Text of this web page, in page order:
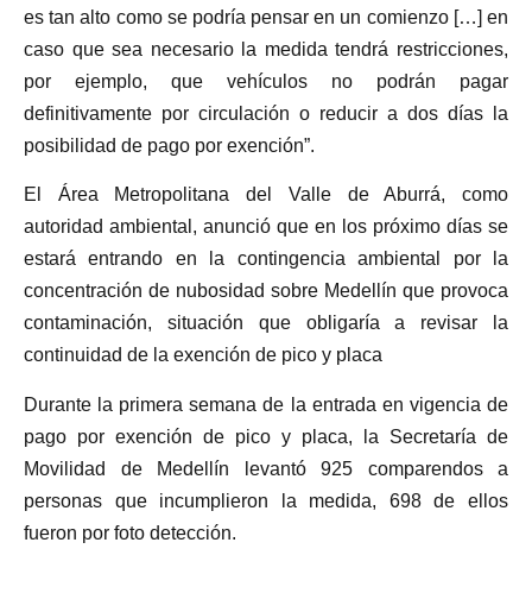
es tan alto como se podría pensar en un comienzo […] en
caso que sea necesario la medida tendrá restricciones,
por ejemplo, que vehículos no podrán pagar
definitivamente por circulación o reducir a dos días la
posibilidad de pago por exención”.
El Área Metropolitana del Valle de Aburrá, como
autoridad ambiental, anunció que en los próximo días se
estará entrando en la contingencia ambiental por la
concentración de nubosidad sobre Medellín que provoca
contaminación, situación que obligaría a revisar la
continuidad de la exención de pico y placa
Durante la primera semana de la entrada en vigencia de
pago por exención de pico y placa, la Secretaría de
Movilidad de Medellín levantó 925 comparendos a
personas que incumplieron la medida, 698 de ellos
fueron por foto detección.